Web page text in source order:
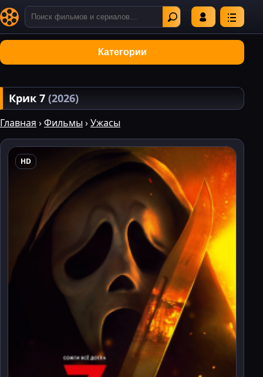
Категории
Крик 7 (2026)
Главная ›Фильмы ›Ужасы
HD